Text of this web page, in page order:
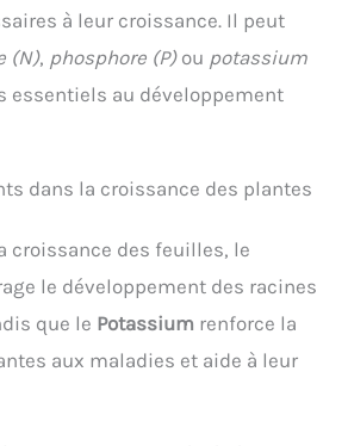
à leur croissance. Il peut
(N), phosphore (P)ou potassium
essentiels au développement
dans la croissance des plantes
croissance des feuilles, le
le développement des racines
que le Potassium renforce la
aux maladies et aide à leur